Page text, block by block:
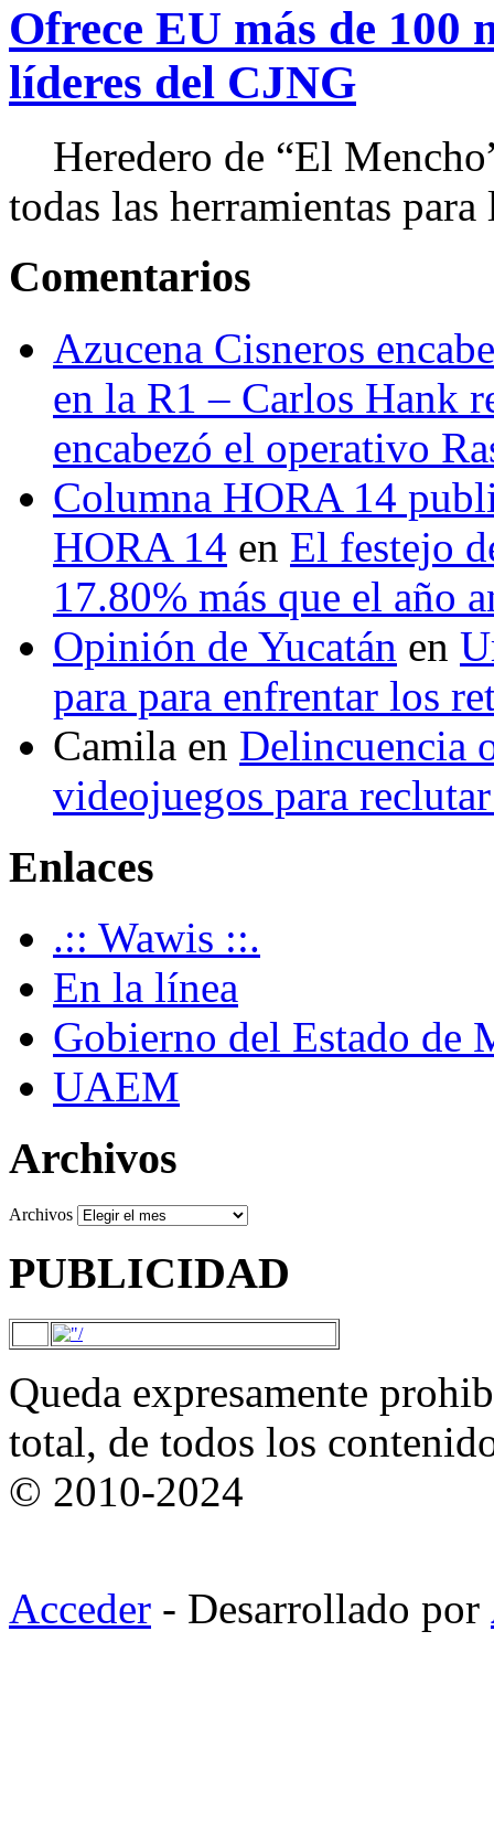
Ofrece EU más de 100
líderes del CJNG
Heredero de “El
todas las herramientas
Comentarios
Azucena Cisneros
en la R1 – Carlos Hank
encabezó el operativo
Columna HORA 14
HORA 14 en El festejo
17.80% más que el año
Opinión de Yucatán en
para para enfrentar los
Camila en Delincuencia
videojuegos para
Enlaces
.:: Wawis ::.
En la línea
Gobierno del Estado de
UAEM
Archivos
Archivos
PUBLICIDAD
Queda expresamente
total, de todos los
© 2010-2024
Acceder - Desarrollado por